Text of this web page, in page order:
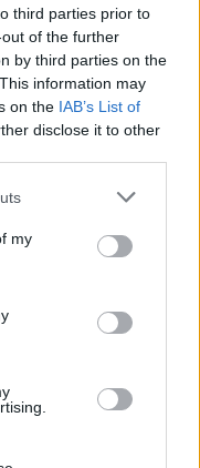
third parties prior to
of the further
by third parties on the
information may
on the IAB’s List of
disclose it to other
one or more Google
You may click to
third-party tags to
in below Google
my
accoglienza